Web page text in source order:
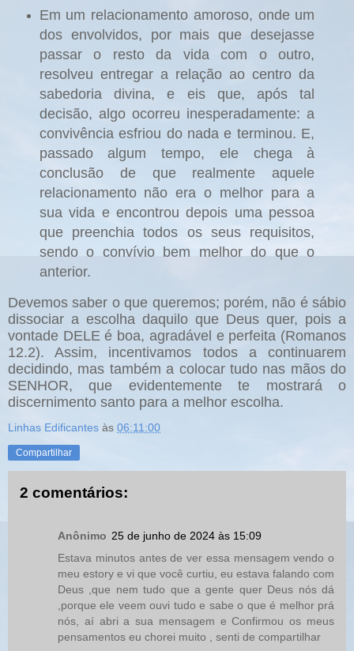
Em um relacionamento amoroso, onde um
dos envolvidos, por mais que desejasse
passar o resto da vida com o outro,
resolveu entregar a relação ao centro da
sabedoria divina, e eis que, após tal
decisão, algo ocorreu inesperadamente: a
convivência esfriou do nada e terminou. E,
passado algum tempo, ele chega à
conclusão de que realmente aquele
relacionamento não era o melhor para a
sua vida e encontrou depois uma pessoa
que preenchia todos os seus requisitos,
sendo o convívio bem melhor do que o
anterior.
Devemos saber o que queremos; porém, não é sábio
dissociar a escolha daquilo que Deus quer, pois a
vontade DELE é boa, agradável e perfeita (Romanos
12.2). Assim, incentivamos todos a continuarem
decidindo, mas também a colocar tudo nas mãos do
SENHOR, que evidentemente te mostrará o
discernimento santo para a melhor escolha.
Linhas Edificantes às 06:11:00
Compartilhar
2 comentários:
Anônimo 25 de junho de 2024 às 15:09
Estava minutos antes de ver essa mensagem vendo o
meu estory e vi que você curtiu, eu estava falando com
Deus ,que nem tudo que a gente quer Deus nós dá
,porque ele veem ouvi tudo e sabe o que é melhor prá
nós, aí abri a sua mensagem e Confirmou os meus
pensamentos eu chorei muito , senti de compartilhar